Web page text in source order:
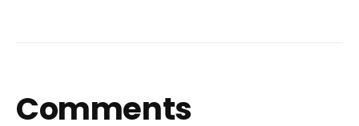
Comments